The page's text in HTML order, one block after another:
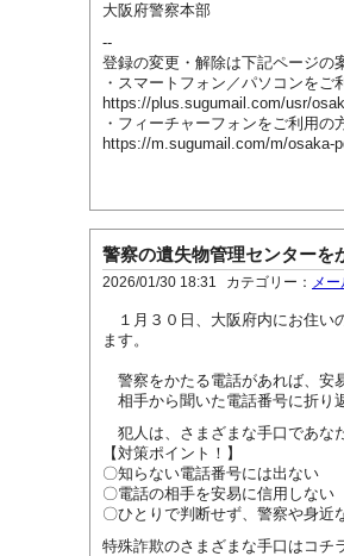
大阪府警察本部
--
登録の変更・解除は下記ページの
・スマートフォン／パソコンをご
https://plus.sugumail.com/usr/
・フィーチャーフォンをご利用の
https://m.sugumail.com/m/osaka-
警察の遺失物管理センターを
2026/01/30 18:31 カテゴリー： メ
１月３０日、大阪府内にお住い
ます。
警察をかたる電話があれば、安
相手から聞いた電話番号に折り
犯人は、さまざまな手口であな
【対策ポイント！】
〇知らない電話番号には出ない
〇電話の相手を安易に信用しない
〇ひとりで判断せず、警察や身近
特殊詐欺のさまざまな手口はコチ